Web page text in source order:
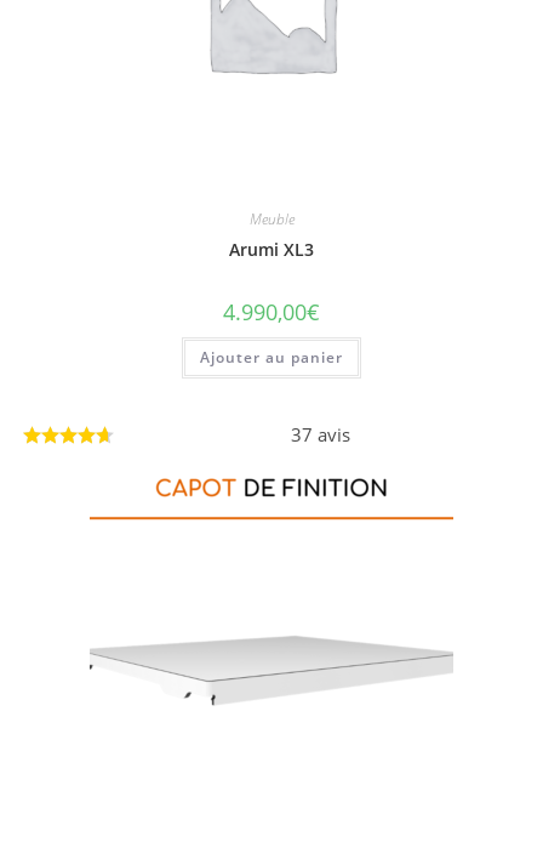
Meuble
Arumi XL3
4.990,00€
Ajouter au panier
37 avis